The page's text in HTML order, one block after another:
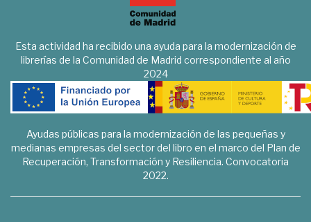
Esta actividad ha recibido una ayuda para la modernización de
librerías de la Comunidad de Madrid correspondiente al año
2024
Ayudas públicas para la modernización de las pequeñas y
medianas empresas del sector del libro en el marco del Plan de
Recuperación, Transformación y Resiliencia. Convocatoria
2022.